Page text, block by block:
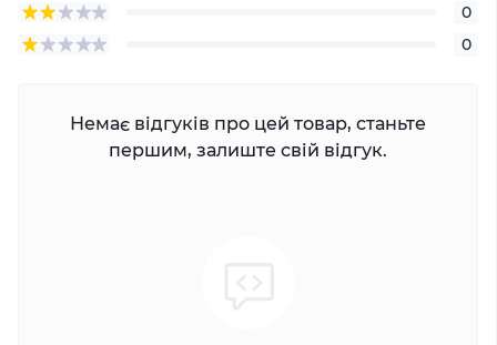
0
0
Немає відгуків про цей товар, станьте
першим, залиште свій відгук.